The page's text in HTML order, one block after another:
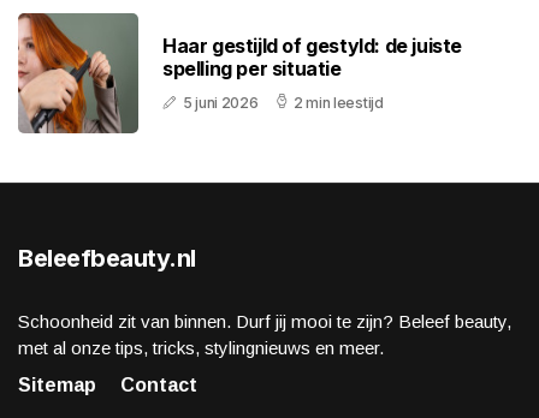
Haar gestijld of gestyld: de juiste
spelling per situatie
5 juni 2026 2 min leestijd
Beleefbeauty.nl
Schoonheid zit van binnen. Durf jij mooi te zijn? Beleef beauty,
met al onze tips, tricks, stylingnieuws en meer.
Sitemap
Contact